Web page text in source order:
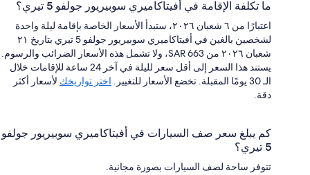
ما تكلفة الإقامة في أفيتاكاميري سوبيريور جولفو 5 تيري؟
اعتبارًا من ٦ شعبان ٢٠٢٦، ستبدأ الأسعار الخاصة بإقامة ليلة واحدة
لشخصين بالغين في أفيتاكاميري سوبيريور جولفو 5 تيري بتاريخ ٢١
شعبان ٢٠٢٦ من SAR 663، ولا تشمل هذه الأسعار الضرائب والرسوم.
يستند هذا السعر إلى أقل سعر لليلة في آخر 24 ساعة للإقامات خلال
الـ 30 يومًا المقبلة. تخضع الأسعار للتغيير.
اختر تواريخك لأسعار أكثر
دقة.
كم يبلغ سعر صف السيارات في أفيتاكاميري سوبيريور جولفو
5 تيري؟
تتوفر ساحة لصف السيارات بصورة مجانية.